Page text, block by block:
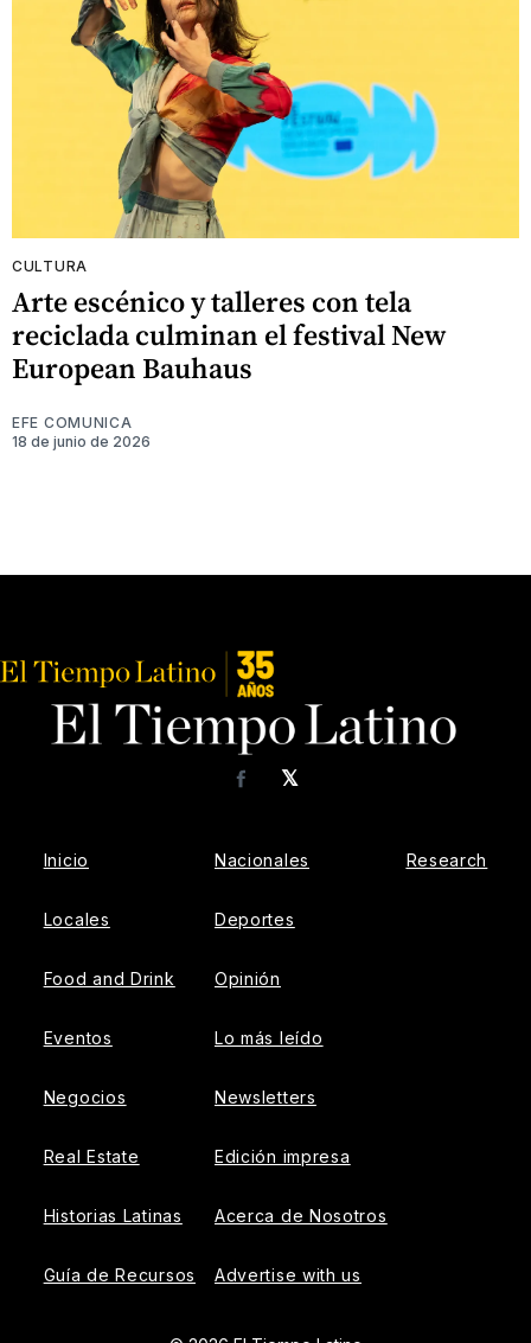
CULTURA
Arte escénico y talleres con tela
reciclada culminan el festival New
European Bauhaus
EFE COMUNICA
18 de junio de 2026
𝕏
Facebook
Inicio
Locales
Food and Drink
Eventos
Negocios
Real Estate
Historias Latinas
Guía de Recursos
Nacionales
Deportes
Opinión
Lo más leído
Newsletters
Edición impresa
Acerca de Nosotros
Advertise with us
Research